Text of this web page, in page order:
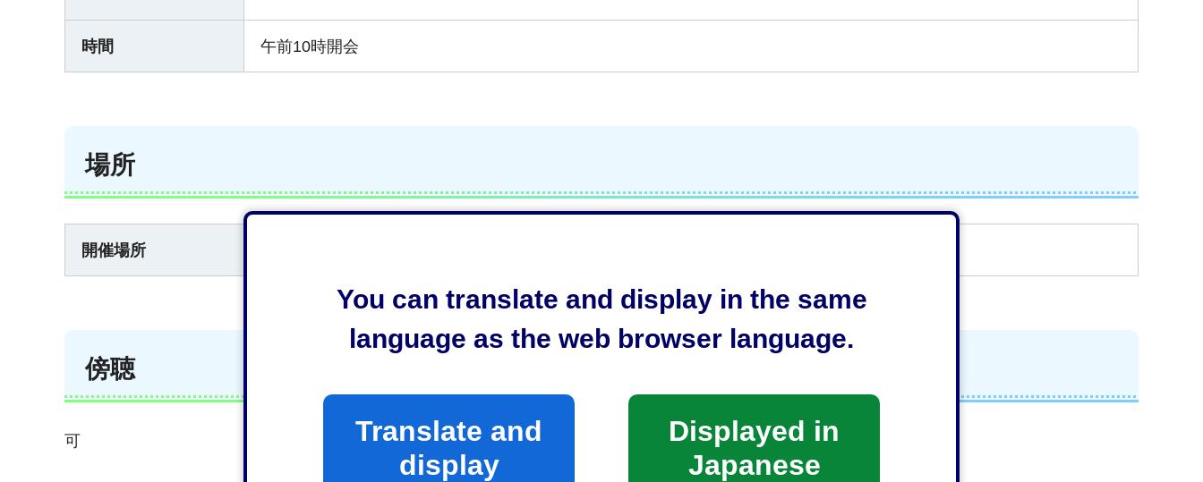
You can translate and display in the same
language as the web browser language.
Translate and
display
Displayed in
Japanese
時間 午前10時開会
場所
開催場所
傍聴
可